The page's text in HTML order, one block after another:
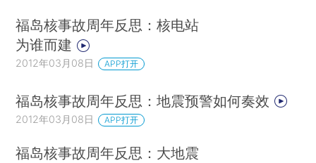
福岛核事故周年反思：核电站
为谁而建
2012年03月08日 APP打开
福岛核事故周年反思：地震预警如何奏效
2012年03月08日 APP打开
福岛核事故周年反思：大地震